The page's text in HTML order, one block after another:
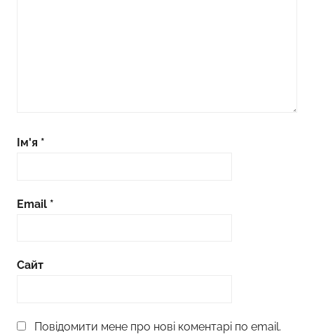
Ім'я *
Email *
Сайт
Повідомити мене про нові коментарі по email.